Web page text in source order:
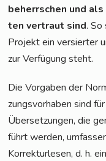
beherr­schen und
ten ver­traut sind. So
Pro­jekt ein ver­sier­ter
zur Ver­fü­gung steht.
Die Vor­ga­ben der
zungs­vor­ha­ben sind
Über­set­zun­gen, die
führt wer­den,
Kor­rek­tur­le­sen, d. h.